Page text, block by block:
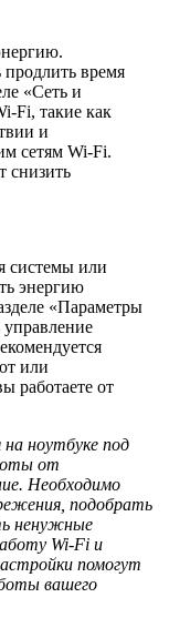
время
«Сеть и
Fi, такие как
и
сетям Wi-Fi.
снизить
системы или
энергию
«Параметры
или
работаете от
на ноутбуке под
от
Необходимо
подобрать
ненужные
Wi-Fi и
помогут
вашего